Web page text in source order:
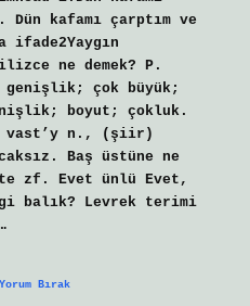
kafamı çarptım ve
ifade2Yaygın
ne demek? P.
genişlik; çok büyük;
boyut; çokluk.
vast’y n., (şiir)
Baş üstüne ne
zf. Evet ünlü Evet,
balık? Levrek terimi
Yorum Bırak